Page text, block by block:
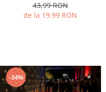
43,99 RON
de la 19,99 RON
-34%